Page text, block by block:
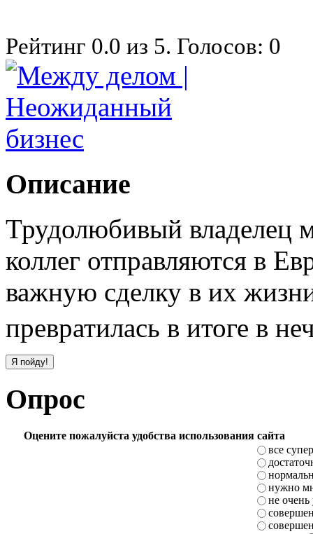
Рейтинг 0.0 из 5. Голосов: 0
Описание
Трудолюбивый владелец
коллег отправляются в
важную сделку в их
превратилась в итоге в
Опрос
Оцените пожалуйста удобства использования сайта
все супер
нужно
не очень